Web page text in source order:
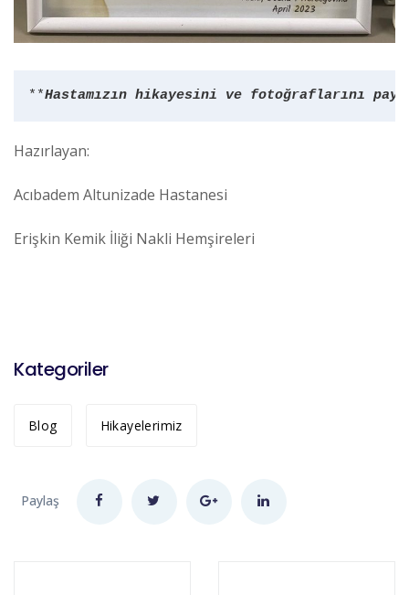
**Hastamızın hikayesini ve fotoğraflarını
Hazırlayan:
Acıbadem Altunizade Hastanesi
Erişkin Kemik İliği Nakli Hemşireleri
Kategoriler
Blog Hikayelerimiz
Paylaş